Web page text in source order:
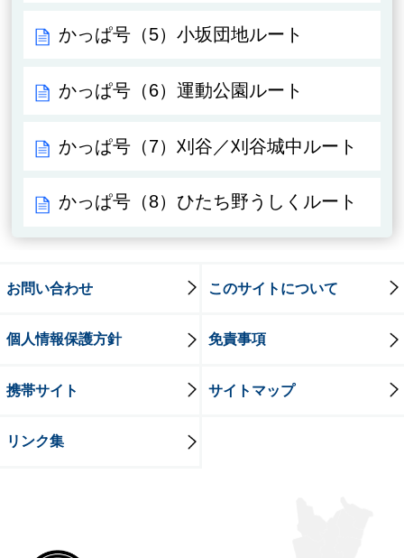
かっぱ号（5）小坂団地ルート
かっぱ号（6）運動公園ルート
かっぱ号（7）刈谷／刈谷城中ルート
かっぱ号（8）ひたち野うしくルート
お問い合わせ このサイトについて
個人情報保護方針 免責事項
携帯サイト サイトマップ
リンク集